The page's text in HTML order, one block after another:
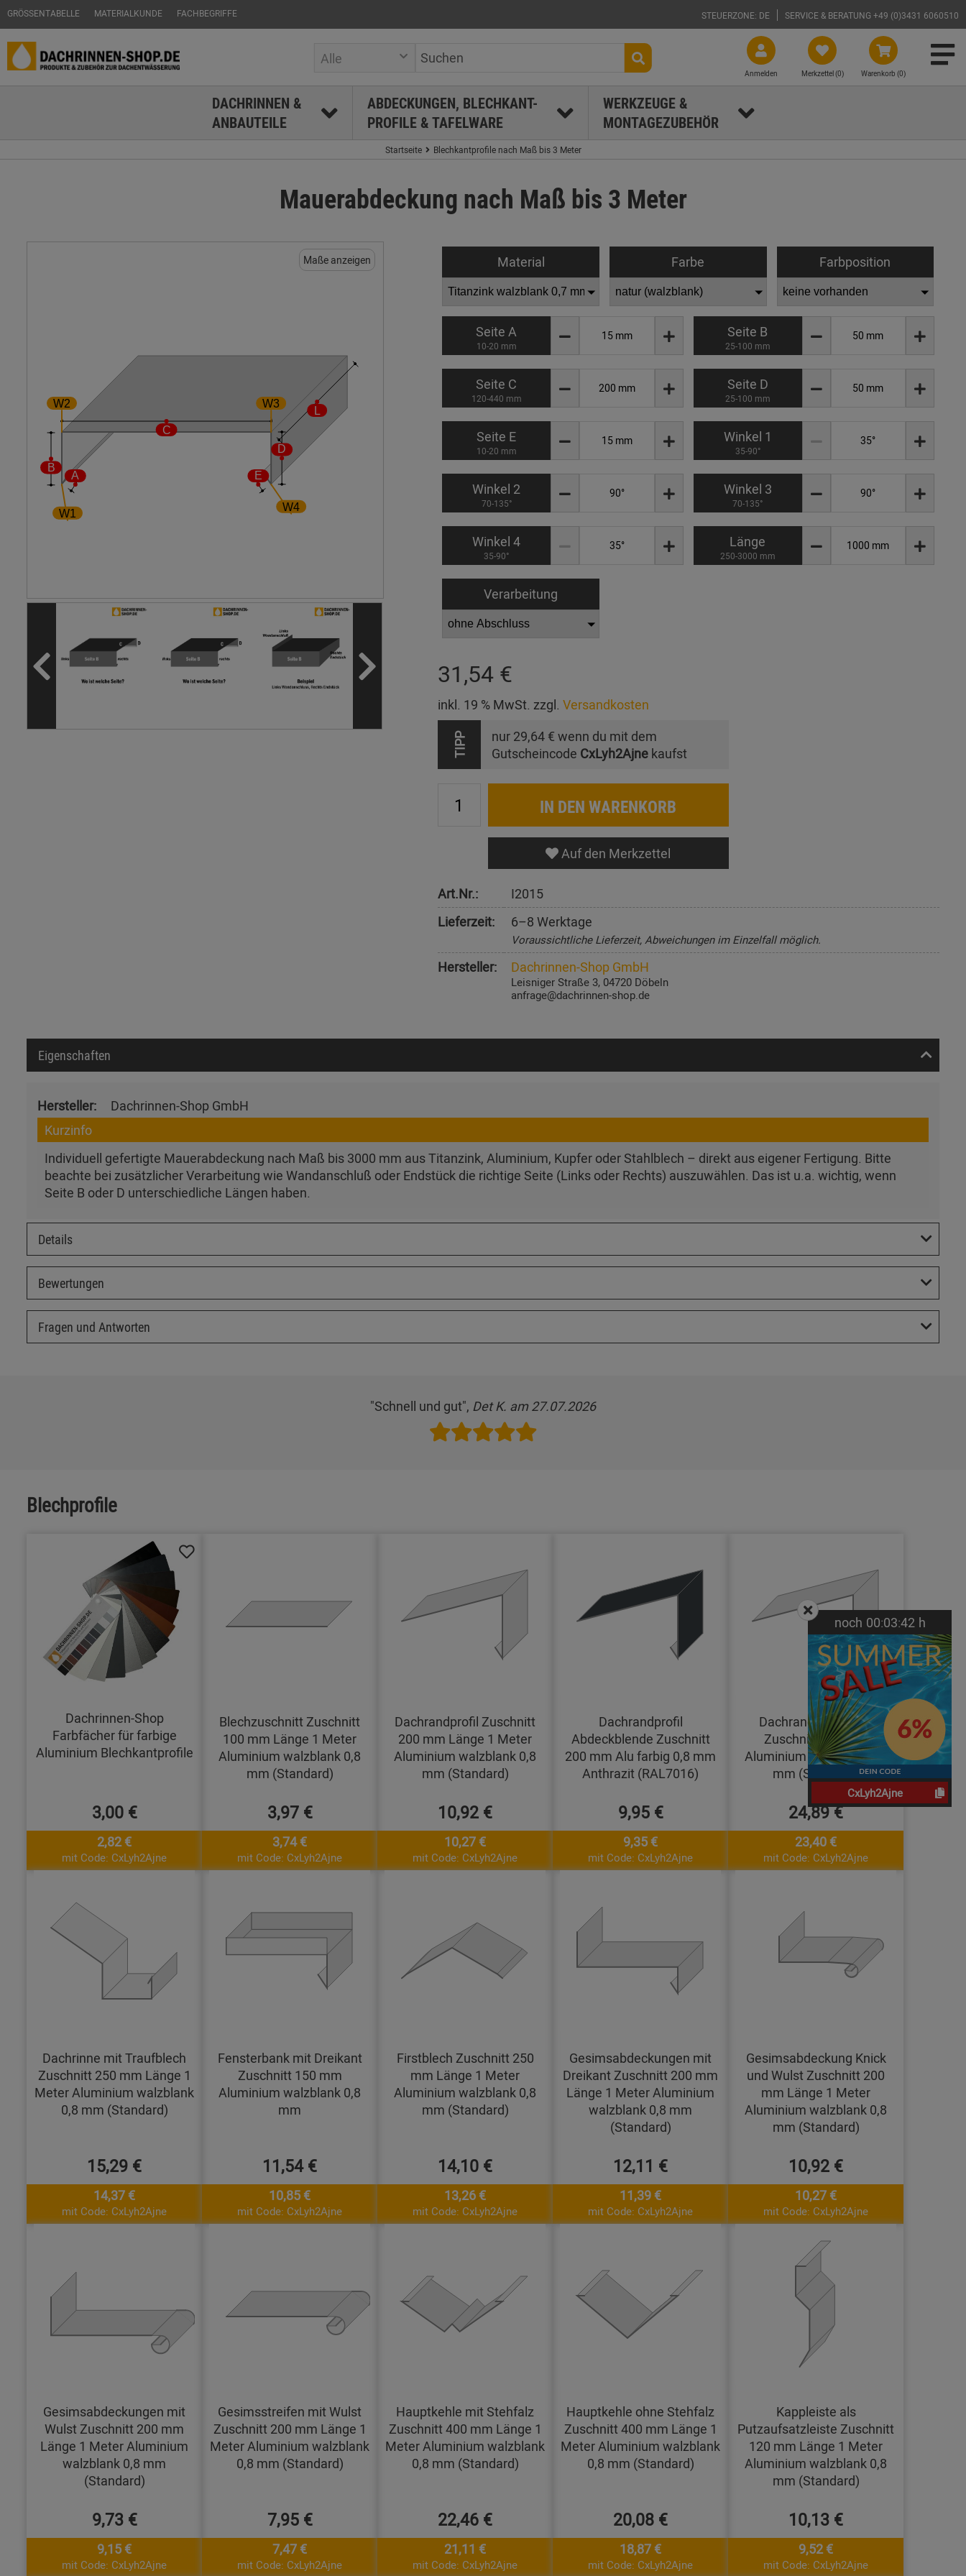
GRÖSSENTABELLE MATERIALKUNDE FACHBEGRIFFE STEUERZONE: DE SERVICE & BERATUNG +49 (0)3431 6060510
Warenkorb (0)
Merkzettel (0)
Anmelden
Alle
DACHRINNEN &
ANBAUTEILE
ABDECKUNGEN, BLECHKANT-
PROFILE & TAFELWARE
WERKZEUGE &
MONTAGEZUBEHÖR
Startseite Blechkantprofile nach Maß bis 3 Meter
Mauerabdeckung nach Maß bis 3 Meter
Maße anzeigen Material Farbe Farbposition
Seite A
10-20 mm
Seite B
25-100 mm
Seite C
120-440 mm
Seite D
25-100 mm
Seite E
10-20 mm
Winkel 1
35-90°
Winkel 2
70-135°
Winkel 3
70-135°
Winkel 4
35-90°
Länge
250-3000 mm
Verarbeitung
31,54 €
inkl. 19 % MwSt. zzgl. Versandkosten
TIPP nur 29,64 € wenn du mit dem
Gutscheincode CxLyh2Ajnekaufst
IN DEN WARENKORB
Auf den Merkzettel
Art.Nr.:
I2015
Lieferzeit:
6–8 Werktage
Voraussichtliche Lieferzeit, Abweichungen im Einzelfall möglich.
Hersteller: Dachrinnen-Shop GmbH
Leisniger Straße 3, 04720 Döbeln
anfrage@dachrinnen-shop.de
Eigenschaften
Hersteller:
Dachrinnen-Shop GmbH
Kurzinfo
Individuell gefertigte Mauerabdeckung nach Maß bis 3000 mm aus Titanzink, Aluminium, Kupfer oder Stahlblech – direkt aus eigener Fertigung. Bitte
beachte bei zusätzlicher Verarbeitung wie Wandanschluß oder Endstück die richtige Seite (Links oder Rechts) auszuwählen. Das ist u.a. wichtig, wenn
Seite B oder D unterschiedliche Längen haben.
Details
Bewertungen
Fragen und Antworten
"Schnell und gut", Det K. am 27.07.2026
Blechprofile
Dachrinnen-Shop
Farbfächer für farbige
Aluminium Blechkantprofile
3,00 €
2,82 €
mit Code: CxLyh2Ajne
Blechzuschnitt Zuschnitt
100 mm Länge 1 Meter
Aluminium walzblank 0,8
mm (Standard)
3,97 €
3,74 €
mit Code: CxLyh2Ajne
Dachrandprofil Zuschnitt
200 mm Länge 1 Meter
Aluminium walzblank 0,8
mm (Standard)
10,92 €
10,27 €
mit Code: CxLyh2Ajne
Dachrandprofil
Abdeckblende Zuschnitt
200 mm Alu farbig 0,8 mm
Anthrazit (RAL7016)
9,95 €
9,35 €
mit Code: CxLyh2Ajne
Dachrandprofil Ecke
Zuschnitt 200 mm
Aluminium walzblank 0,8
mm (Standard)
24,89 €
23,40 €
mit Code: CxLyh2Ajne
Dachrinne mit Traufblech
Zuschnitt 250 mm Länge 1
Meter Aluminium walzblank
0,8 mm (Standard)
15,29 €
14,37 €
mit Code: CxLyh2Ajne
Fensterbank mit Dreikant
Zuschnitt 150 mm
Aluminium walzblank 0,8
mm
11,54 €
10,85 €
mit Code: CxLyh2Ajne
Firstblech Zuschnitt 250
mm Länge 1 Meter
Aluminium walzblank 0,8
mm (Standard)
14,10 €
13,26 €
mit Code: CxLyh2Ajne
Gesimsabdeckungen mit
Dreikant Zuschnitt 200 mm
Länge 1 Meter Aluminium
walzblank 0,8 mm
(Standard)
12,11 €
11,39 €
mit Code: CxLyh2Ajne
Gesimsabdeckung Knick
und Wulst Zuschnitt 200
mm Länge 1 Meter
Aluminium walzblank 0,8
mm (Standard)
10,92 €
10,27 €
mit Code: CxLyh2Ajne
Gesimsabdeckungen mit
Wulst Zuschnitt 200 mm
Länge 1 Meter Aluminium
walzblank 0,8 mm
(Standard)
9,73 €
9,15 €
mit Code: CxLyh2Ajne
Gesimsstreifen mit Wulst
Zuschnitt 200 mm Länge 1
Meter Aluminium walzblank
0,8 mm (Standard)
7,95 €
7,47 €
mit Code: CxLyh2Ajne
Hauptkehle mit Stehfalz
Zuschnitt 400 mm Länge 1
Meter Aluminium walzblank
0,8 mm (Standard)
22,46 €
21,11 €
mit Code: CxLyh2Ajne
Hauptkehle ohne Stehfalz
Zuschnitt 400 mm Länge 1
Meter Aluminium walzblank
0,8 mm (Standard)
20,08 €
18,87 €
mit Code: CxLyh2Ajne
Kappleiste als
Putzaufsatzleiste Zuschnitt
120 mm Länge 1 Meter
Aluminium walzblank 0,8
mm (Standard)
10,13 €
9,52 €
mit Code: CxLyh2Ajne
noch 00:03:42 h
CxLyh2Ajne